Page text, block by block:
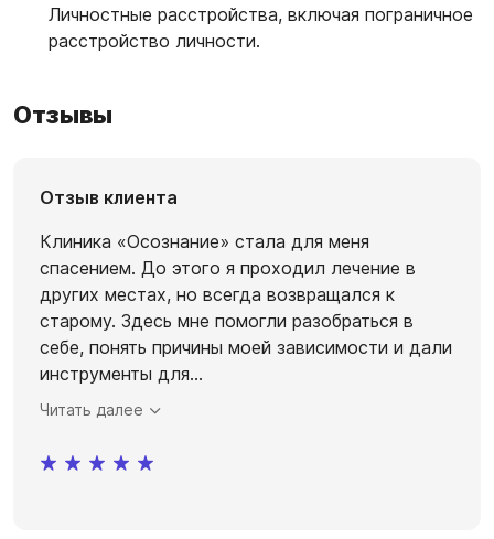
Личностные расстройства, включая пограничное
расстройство личности.
Отзывы
Отзыв клиента
Клиника «Осознание» стала для меня
спасением. До этого я проходил лечение в
других местах, но всегда возвращался к
старому. Здесь мне помогли разобраться в
себе, понять причины моей зависимости и дали
инструменты для...
Читать далее